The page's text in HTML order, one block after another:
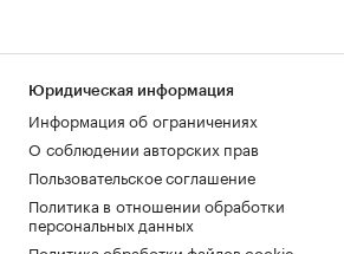
Юридическая информация
Информация об ограничениях
О соблюдении авторских прав
Пользовательское соглашение
Политика в отношении обработки
персональных данных